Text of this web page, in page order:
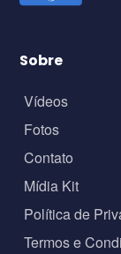
Sobre
Vídeos
Fotos
Contato
Mídia Kit
Política de
Termos e